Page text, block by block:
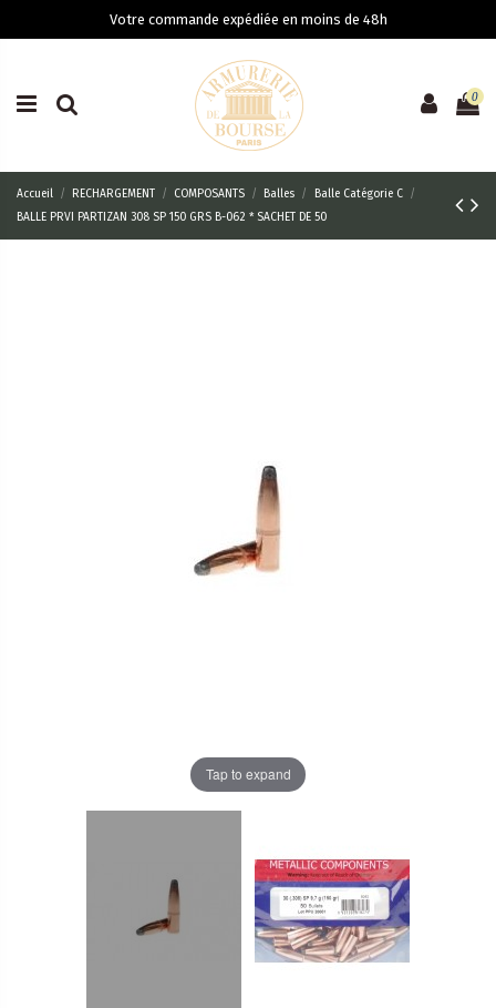
Votre commande expédiée en moins de 48h
0
Accueil RECHARGEMENT COMPOSANTS Balles
Balle Catégorie C
BALLE PRVI PARTIZAN 308 SP 150 GRS B-062 * SACHET DE 50
Tap to expand